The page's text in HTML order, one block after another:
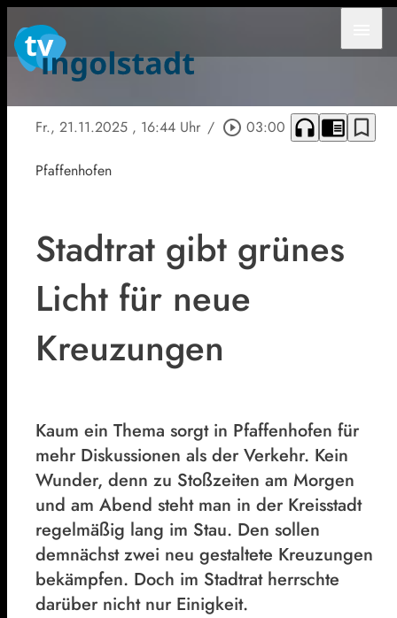
Fr., 21.11.2025 , 16:44 Uhr / play_circle_outline 03:00 headphones chrome_reader_mode bookmark_border
Pfaffenhofen
Stadtrat gibt grünes
Licht für neue
Kreuzungen
Kaum ein Thema sorgt in Pfaffenhofen für
mehr Diskussionen als der Verkehr. Kein
Wunder, denn zu Stoßzeiten am Morgen
und am Abend steht man in der Kreisstadt
regelmäßig lang im Stau. Den sollen
demnächst zwei neu gestaltete Kreuzungen
bekämpfen. Doch im Stadtrat herrschte
darüber nicht nur Einigkeit.